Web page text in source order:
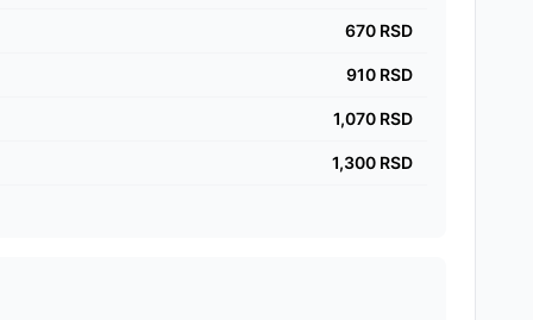
670 RSD
910 RSD
1,070 RSD
1,300 RSD